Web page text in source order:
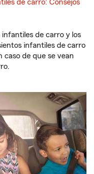
de carro: Consejos
infantiles de carro y los
infantiles de carro
caso de que se vean